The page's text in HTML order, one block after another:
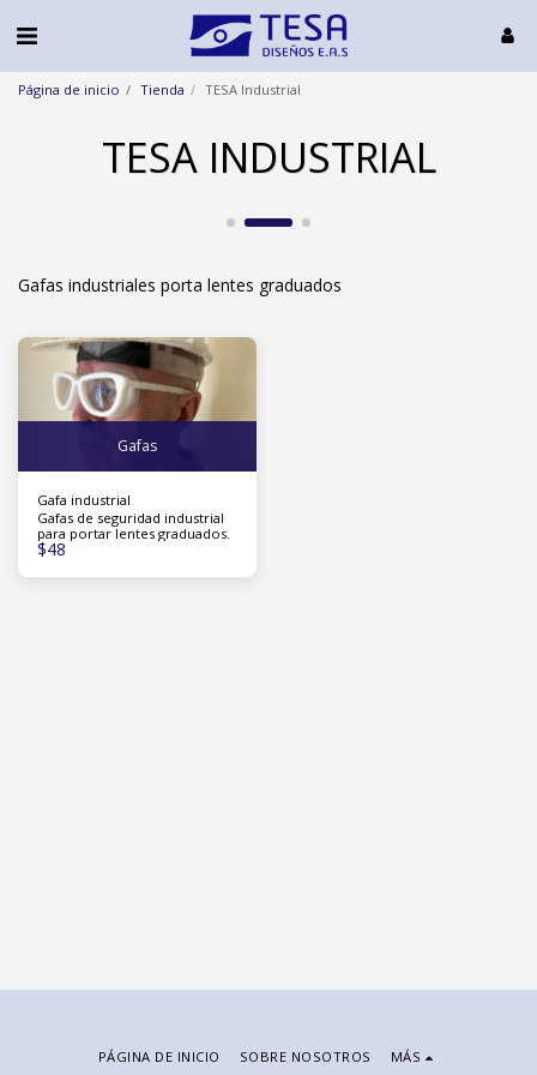
Página de inicio Tienda TESA Industrial
TESA INDUSTRIAL
Gafas industriales porta lentes graduados
Gafas
Gafa industrial
Gafas de seguridad industrial
para portar lentes graduados.
$48
PÁGINA DE INICIO SOBRE NOSOTROS MÁS